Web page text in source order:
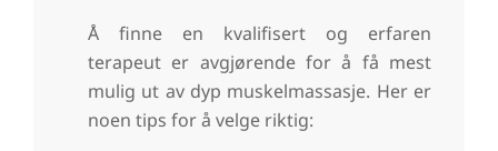
Å finne en kvalifisert og erfaren
terapeut er avgjørende for å få mest
mulig ut av dyp muskelmassasje. Her er
noen tips for å velge riktig: